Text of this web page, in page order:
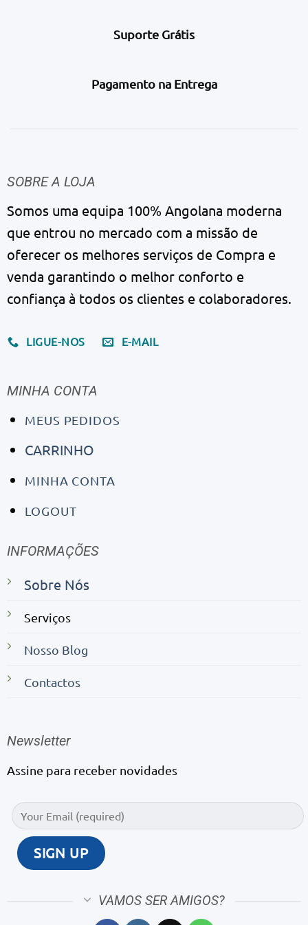
Suporte Grátis
Pagamento na Entrega
SOBRE A LOJA
Somos uma equipa 100% Angolana moderna
que entrou no mercado com a missão de
oferecer os melhores serviços de Compra e
venda garantindo o melhor conforto e
confiança à todos os clientes e colaboradores.
LIGUE-NOS E-MAIL
MINHA CONTA
MEUS PEDIDOS
CARRINHO
MINHA CONTA
LOGOUT
INFORMAÇÕES
Sobre Nós
Serviços
Nosso Blog
Contactos
Newsletter
Assine para receber novidades
VAMOS SER AMIGOS?